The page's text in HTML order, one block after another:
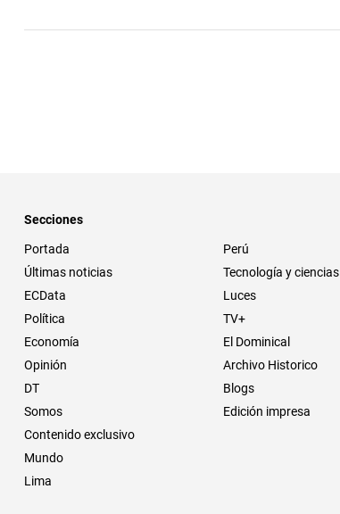
Secciones
Portada
Últimas noticias
ECData
Política
Economía
Opinión
DT
Somos
Contenido exclusivo
Mundo
Lima
Perú
Tecnología y ciencias
Luces
TV+
El Dominical
Archivo Historico
Blogs
Edición impresa